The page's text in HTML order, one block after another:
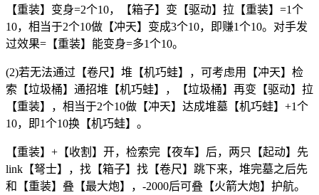
【重装】变身=2个10，【箱子】变【驱动】拉【重装】=1个
10，相当于2个10做【冲天】变成3个10，即赚1个10。对手发
过效果=【重装】能变身=多1个10。
(2)若无法通过【卷尺】堆【机巧蛙】，可考虑用【冲天】检
索【垃圾桶】通招堆【机巧蛙】，【垃圾桶】再变【驱动】拉
【重装】，相当于2个10做【冲天】达成堆墓【机巧蛙】+1个
10，即1个10换【机巧蛙】。
【重装】+【收割】开，检索完【夜车】后，两只【起动】先
link【弩士】，找【箱子】找【卷尺】跳下来，堆完墓之后先
和【重装】叠【最大炮】，-2000后可叠【火箭大炮】护航。